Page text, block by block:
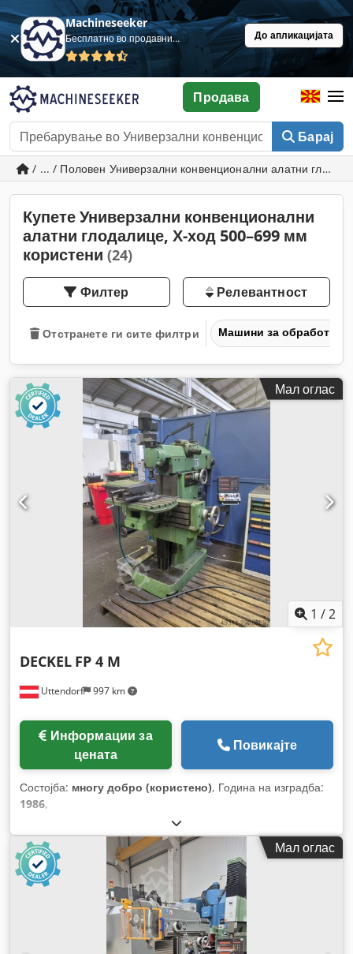
Machineseeker
Бесплатно во продавница До апликацијата
Барај
Продава
/ ... / Половен Универзални конвенционални алатни
Купете Универзални конвенционални
алатни глодалице, Х-ход 500–699 мм
користени (24)
Филтер Релевантност
Отстранете ги сите филтри Машини за обработка
Мал оглас
1 /2
Uttendorf 997 km
DECKEL FP 4 M
цената
Повикајте
Состојба: многу добро (користено), Година на изградба:
1986,
Мал оглас